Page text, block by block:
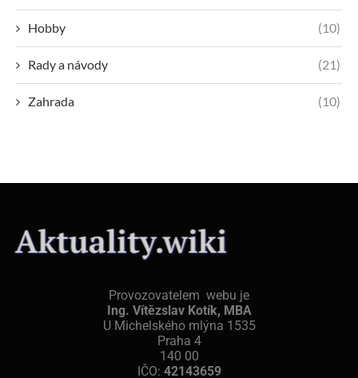
Hobby (10)
Rady a návody (21)
Zahrada (10)
Provozovatelem webu je
Ing. Vítězslav Kotík, MBA
U Michelského mlýna 1535
Praha 4
140 00
IČO: 42143659